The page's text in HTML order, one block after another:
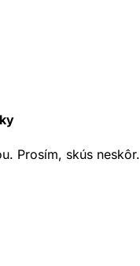
Prosím, skús neskôr.